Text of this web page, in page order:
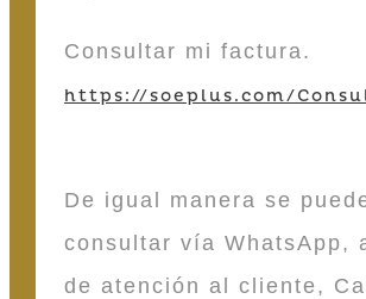
Consultar mi factura.
https://soeplus.com/
De igual manera se
consultar vía WhatsApp,
de atención al cliente,